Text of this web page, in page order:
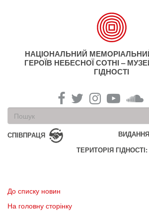
НАЦІОНАЛЬНИЙ
ГЕРОЇВ НЕБЕСНОЇ СОТНІ –
ГІДНОСТІ
Пошукова
форма
Пошук
СПІВПРАЦЯ
ВИДАННЯ
ТЕРИТОРІЯ ГІДНОСТІ:
До списку новин
На головну сторінку